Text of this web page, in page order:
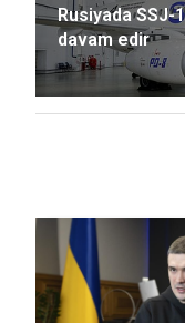
Rusiyada SSJ-
davam edir